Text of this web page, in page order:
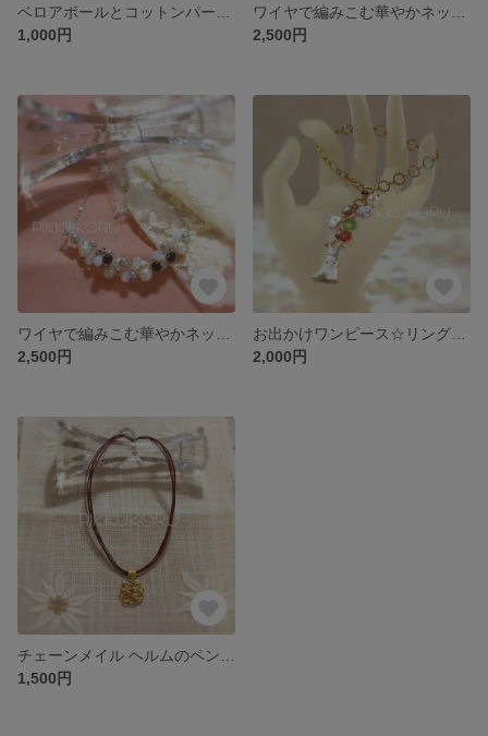
1,000円
2,500円
2,500円
2,000円
1,500円